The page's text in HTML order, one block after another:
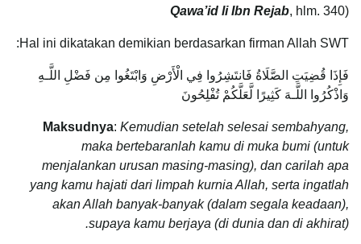
Qawa’id li Ibn Rejab, hlm. 340)
Hal ini dikatakan demikian berdasarkan firman Allah SWT:
فَإِذَا قُضِيَتِ الصَّلَاةُ فَانتَشِرُوا فِي الْأَرْضِ وَابْتَغُوا مِن فَضْلِ اللَّـهِ
وَاذْكُرُوا اللَّـهَ كَثِيرًا لَّعَلَّكُمْ تُفْلِحُونَ
Maksudnya: Kemudian setelah selesai sembahyang,
maka bertebaranlah kamu di muka bumi (untuk
menjalankan urusan masing-masing), dan carilah apa
yang kamu hajati dari limpah kurnia Allah, serta ingatlah
akan Allah banyak-banyak (dalam segala keadaan),
supaya kamu berjaya (di dunia dan di akhirat).